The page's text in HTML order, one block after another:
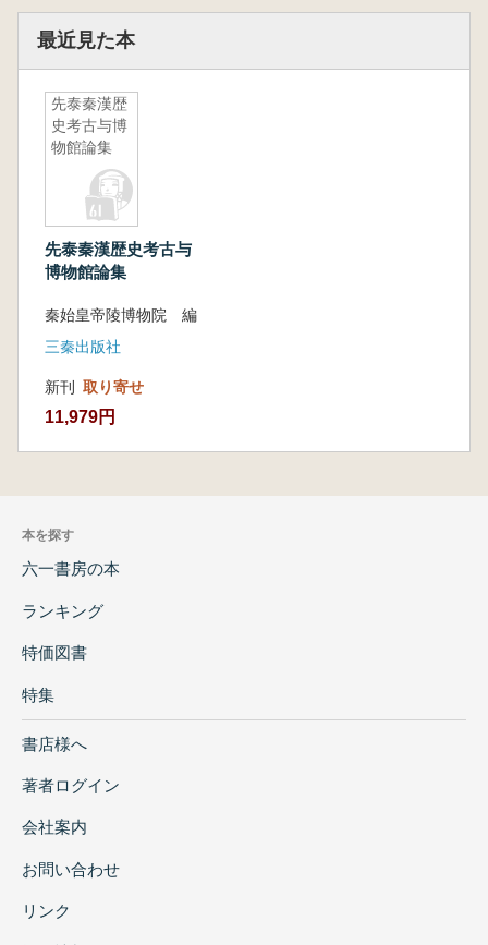
最近見た本
先泰秦漢歴
史考古与博
物館論集
先泰秦漢歴史考古与
博物館論集
秦始皇帝陵博物院 編
三秦出版社
新刊 取り寄せ
11,979円
本を探す
六一書房の本
ランキング
特価図書
特集
書店様へ
著者ログイン
会社案内
お問い合わせ
リンク